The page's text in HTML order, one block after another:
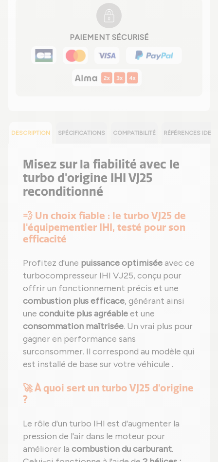
PAIEMENT SÉCURISÉ
DESCRIPTION SPÉCIFICATIONS COMPATIBILITÉ RÉFÉRENCES
Misez sur la fiabilité avec le
turbo d'origine IHI VJ25
reconditionné
💨 Un choix fiable : le turbo VJ25 de
l'équipementier IHI, testé pour son
efficacité
Profitez d'une puissance optimiséeavec ce
turbocompresseur IHI VJ25, conçu pour
offrir un fonctionnement précis et une
combustion plus efficace, générant ainsi
une conduite plus agréableet une
consommation maîtrisée. Un vrai plus pour
gagner en performance sans
surconsommer. Il correspond au modèle qui
est installé de base sur votre véhicule .
🚀 À quoi sert un turbo VJ25 d'origine
?
Le rôle d'un turbo IHI est d'augmenter la
pression de l'air dans le moteur pour
améliorer la combustion du carburant.